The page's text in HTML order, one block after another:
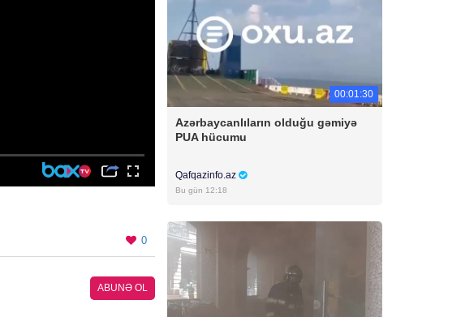
0
ABUNƏ OL
00:01:30
Azərbaycanlıların olduğu gəmiyə
PUA hücumu
Qafqazinfo.az
Bu gün 12:18